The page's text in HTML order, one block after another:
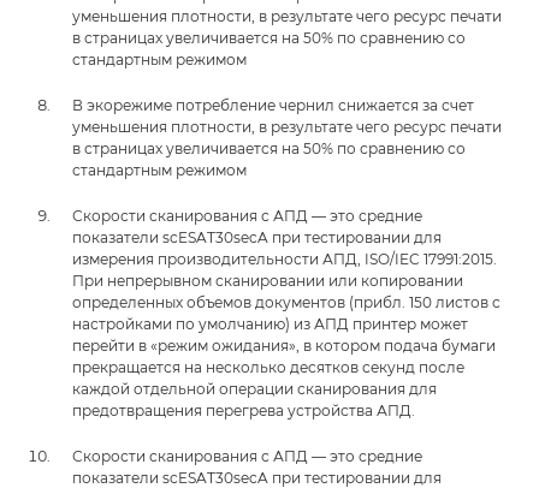
уменьшения плотности, в результате чего ресурс печати
в страницах увеличивается на 50% по сравнению со
стандартным режимом
В экорежиме потребление чернил снижается за счет
уменьшения плотности, в результате чего ресурс печати
в страницах увеличивается на 50% по сравнению со
стандартным режимом
Скорости сканирования с АПД — это средние
показатели scESAT30secA при тестировании для
измерения производительности АПД, ISO/IEC 17991:2015.
При непрерывном сканировании или копировании
определенных объемов документов (прибл. 150 листов с
настройками по умолчанию) из АПД принтер может
перейти в «режим ожидания», в котором подача бумаги
прекращается на несколько десятков секунд после
каждой отдельной операции сканирования для
предотвращения перегрева устройства АПД.
Скорости сканирования с АПД — это средние
показатели scESAT30secA при тестировании для